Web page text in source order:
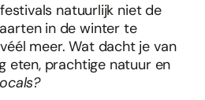
natuurlijk niet de
in de winter te
meer. Wat dacht je van
eten, prachtige natuur en